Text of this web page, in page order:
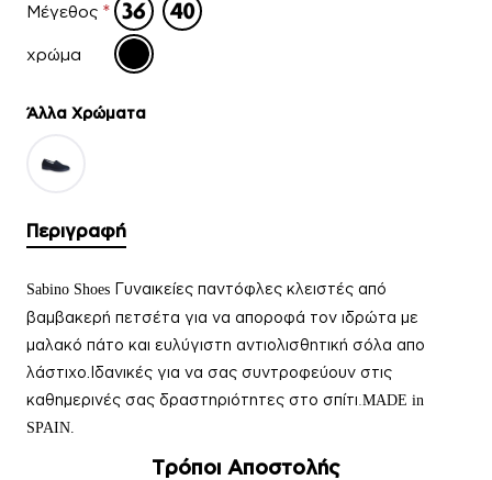
Μέγεθος
χρώμα
Άλλα Xρώματα
Περιγραφή
Sabino Shoes Γυναικείες παντόφλες κλειστές από
βαμβακερή πετσέτα για να αποροφά τον ιδρώτα με
μαλακό πάτο και ευλύγιστη αντιολισθητική σόλα απο
λάστιχο.Ιδανικές για να σας συντροφεύουν στις
καθημερινές σας δραστηριότητες στο σπίτι.MADE in
SPAIN.
Τρόποι Αποστολής